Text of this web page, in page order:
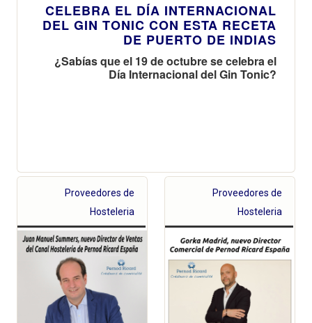
CELEBRA EL DÍ­A INTERNACIONAL
DEL GIN TONIC CON ESTA RECETA
DE PUERTO DE INDIAS
¿Sabías que el 19 de octubre se celebra el
Día Internacional del Gin Tonic?
Proveedores de
Hosteleria
Proveedores de
Hosteleria